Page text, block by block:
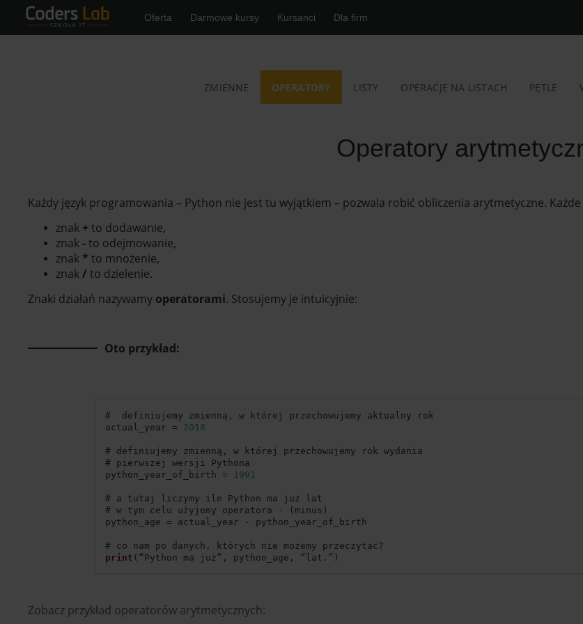
Oferta Darmowe kursy Kursanci Dla firm
ZMIENNE OPERATORY LISTY OPERACJE NA LISTACH PĘTLE
Operatory
Każdy język programowania – Python nie jest tu wyjątkiem – pozwala robić obliczenia arytmetyczne.
znak +to dodawanie,
znak-to odejmowanie,
znak * to mnożenie,
znak/ to dzielenie.
Znaki działań nazywamy operatorami. Stosujemy je intuicyjnie:
Oto przykład:
#  definiujemy zmienną ,
actual_year = 2018
# definiujemy zmienną ,
python_year_of_birth = 1991
# w tym celu użyjemy operatora
- ( minus )
python_age = actual_year -
# co nam po danych , których nie możemy przeczytać ?
print ( “Python ma już” , python_age , “lat . ” )
Zobacz przykład operatorów arytmetycznych: